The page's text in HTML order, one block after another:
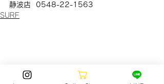
静波店  0548-22-1563
SURF